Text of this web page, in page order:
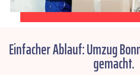
Einfacher Ablauf: Umzug
gemacht.